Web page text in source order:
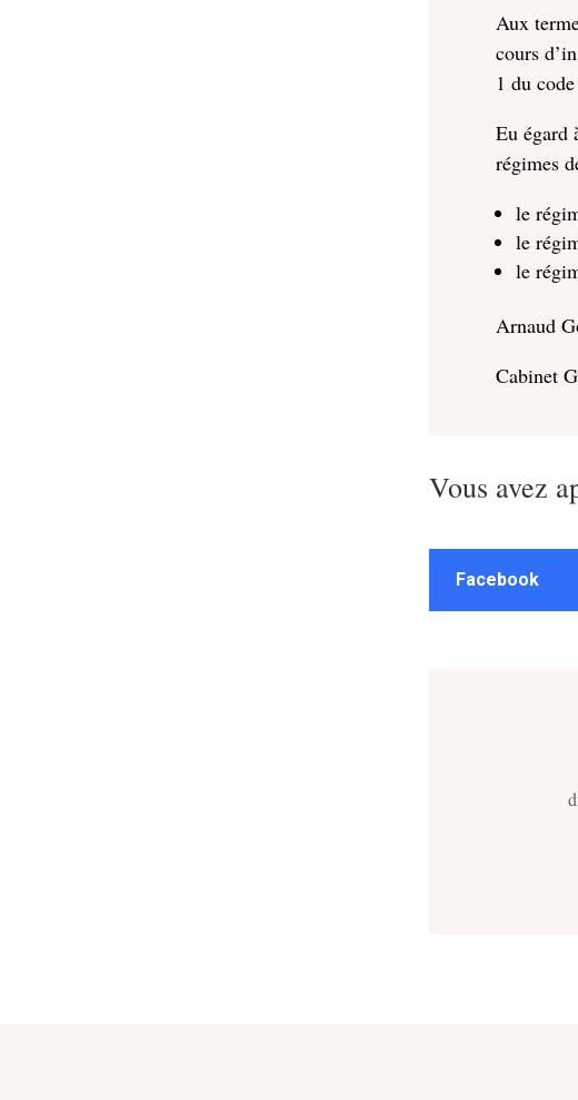
Aux
cours
1 du
Eu égard
régimes
le
le
le
Arnaud
Cabinet
Vous avez
Facebook